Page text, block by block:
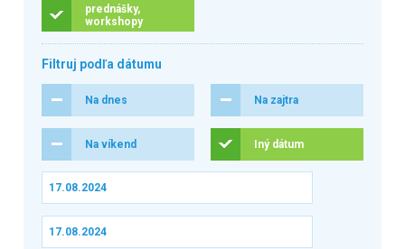
prednášky,
workshopy
Filtruj podľa dátumu
Na dnes Na zajtra
Na víkend Iný dátum